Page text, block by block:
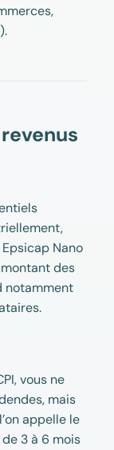
Nano
des
notamment
vous ne
mais
appelle le
3 à 6 mois